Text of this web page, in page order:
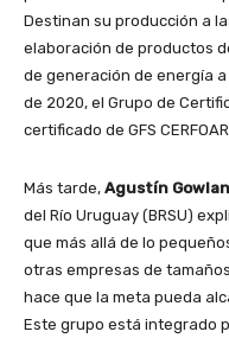
Destinan su producción a
elaboración de productos
de generación de energía
de 2020, el Grupo de
certificado de GFS
Más tarde, Agustín
del Río Uruguay (BRSU)
que más allá de lo
otras empresas de
hace que la meta pueda
Este grupo está integrado